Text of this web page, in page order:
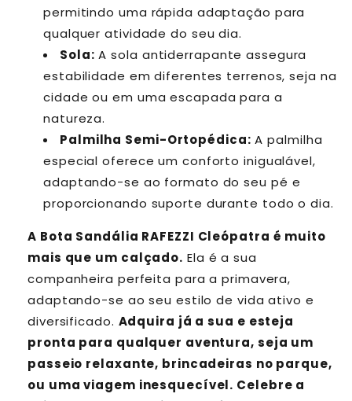
permitindo uma rápida adaptação para
qualquer atividade do seu dia.
Sola: A sola antiderrapante assegura
estabilidade em diferentes terrenos, seja na
cidade ou em uma escapada para a
natureza.
Palmilha Semi-Ortopédica: A palmilha
especial oferece um conforto inigualável,
adaptando-se ao formato do seu pé e
proporcionando suporte durante todo o dia.
A Bota Sandália RAFEZZI Cleópatra é muito
mais que um calçado. Ela é a sua
companheira perfeita para a primavera,
adaptando-se ao seu estilo de vida ativo e
diversificado. Adquira já a sua e esteja
pronta para qualquer aventura, seja um
passeio relaxante, brincadeiras no parque,
ou uma viagem inesquecível. Celebre a